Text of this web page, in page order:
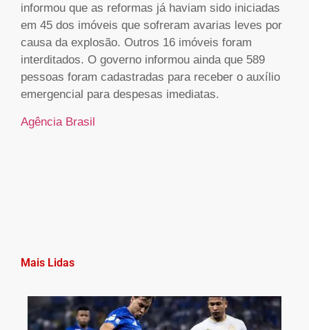
informou que as reformas já haviam sido iniciadas
em 45 dos imóveis que sofreram avarias leves por
causa da explosão. Outros 16 imóveis foram
interditados. O governo informou ainda que 589
pessoas foram cadastradas para receber o auxílio
emergencial para despesas imediatas.
Agência Brasil
Mais Lidas